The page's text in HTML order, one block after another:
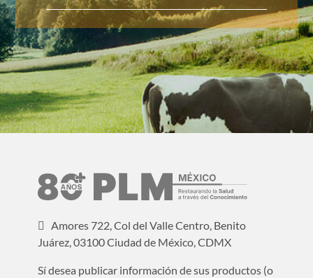
Amores 722, Col del Valle Centro, Benito
Juárez, 03100 Ciudad de México, CDMX
Sí desea publicar información de sus productos (o